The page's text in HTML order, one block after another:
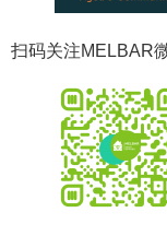
扫码关注MELBAR